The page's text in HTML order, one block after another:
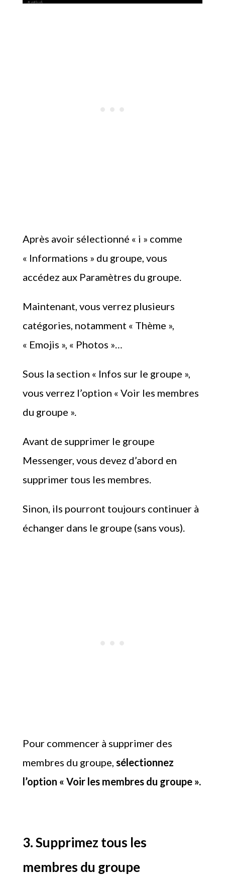
Après avoir sélectionné « i » comme
« Informations » du groupe, vous
accédez aux Paramètres du groupe.
Maintenant, vous verrez plusieurs
catégories, notamment « Thème »,
« Emojis », « Photos »…
Sous la section « Infos sur le groupe »,
vous verrez l’option « Voir les membres
du groupe ».
Avant de supprimer le groupe
Messenger, vous devez d’abord en
supprimer tous les membres.
Sinon, ils pourront toujours continuer à
échanger dans le groupe (sans vous).
Pour commencer à supprimer des
membres du groupe, sélectionnez
l’option « Voir les membres du groupe ».
3. Supprimez tous les
membres du groupe